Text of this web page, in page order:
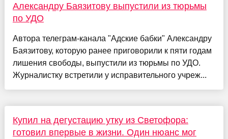
Александру Баязитову выпустили из тюрьмы
по УДО
Автора телеграм-канала "Адские бабки" Александру
Баязитову, которую ранее приговорили к пяти годам
лишения свободы, выпустили из тюрьмы по УДО.
Журналистку встретили у исправительного учреж...
Купил на дегустацию утку из Светофора:
готовил впервые в жизни. Один нюанс мог